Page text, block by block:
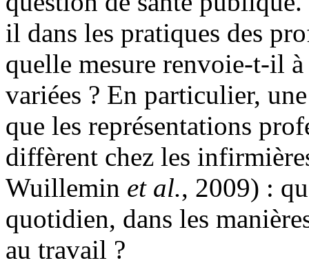
il dans les pratiques des
quelle mesure renvoie-t-il
variées ? En particulier,
que les représentations
diffèrent chez les
Wuillemin et al., 2009) :
quotidien, dans les
au travail ?